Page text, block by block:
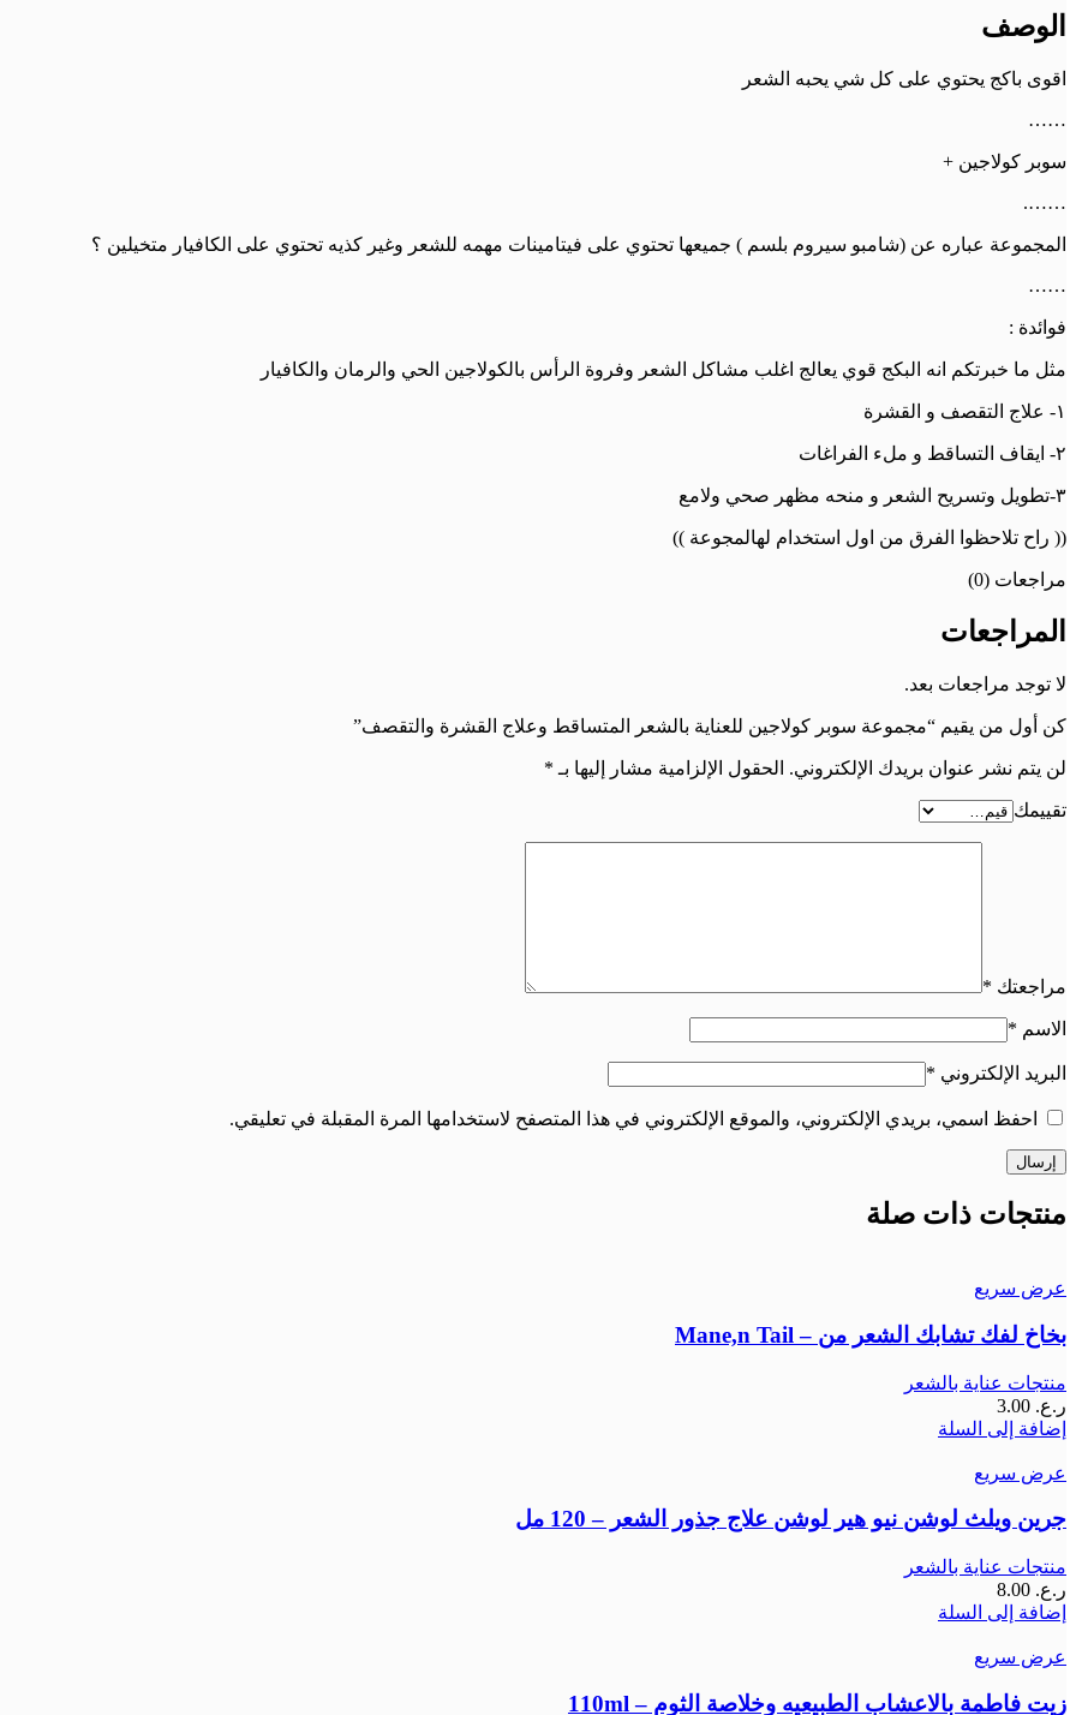
الوصف
اقوی باكج يحتوي على كل شي يحبه الشعر
……
سوبر كولاجين +
…….
المجموعة عباره عن (شامبو سيروم بلسم ) جميعها تحتوي على فيتامينات مهمه للشعر وغير كذيه تحتوي على الكافيار متخيلين ؟
……
فوائدة :
مثل ما خبرتكم انه البكج قوي يعالج اغلب مشاكل الشعر وفروة الرأس بالكولاجين الحي والرمان والكافيار
١- علاج التقصف و القشرة
٢- ايقاف التساقط و ملء الفراغات
٣-تطويل وتسريح الشعر و منحه مظهر صحي ولامع
(( راح تلاحظوا الفرق من اول استخدام لهالمجوعة ))
مراجعات (0)
المراجعات
لا توجد مراجعات بعد.
كن أول من يقيم “مجموعة سوبر كولاجين للعناية بالشعر المتساقط وعلاج القشرة والتقصف”
لن يتم نشر عنوان بريدك الإلكتروني. الحقول الإلزامية مشار إليها بـ *
تقييمك
مراجعتك *
الاسم *
البريد الإلكتروني *
احفظ اسمي، بريدي الإلكتروني، والموقع الإلكتروني في هذا المتصفح لاستخدامها المرة المقبلة في تعليقي.
منتجات ذات صلة
عرض سريع
بخاخ لفك تشابك الشعر من – Mane,n Tail
منتجات عناية بالشعر
ر.ع.
إضافة إلى السلة
عرض سريع
جرين ويلث لوشن نيو هير لوشن علاج جذور الشعر – 120 مل
منتجات عناية بالشعر
ر.ع.
إضافة إلى السلة
عرض سريع
زيت فاطمة بالاعشاب الطبيعيه وخلاصة الثوم – 110ml